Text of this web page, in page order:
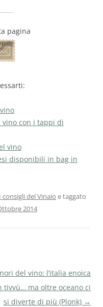
pagina
con i tappi di
vino
disponibili in bag in
I consigli del Vinaio e taggato
2014
del vino: l’italia enoica
tivvù… ma oltre oceano ci
si diverte di più (Plonk) →